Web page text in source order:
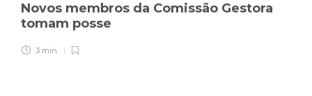
Novos membros da Comissão Gestora
tomam posse
3 min